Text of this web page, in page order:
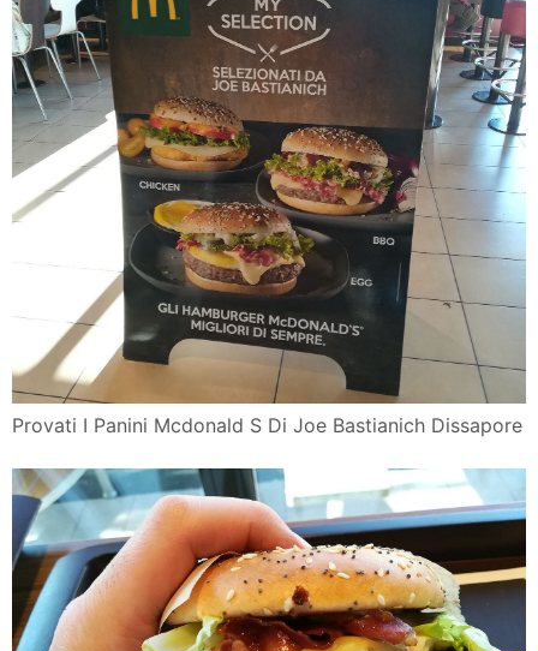
Provati I Panini Mcdonald S Di Joe Bastianich Dissapore